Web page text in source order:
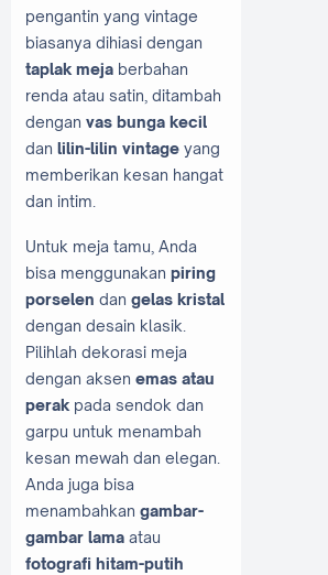
pengantin yang vintage
biasanya dihiasi dengan
taplak meja berbahan
renda atau satin, ditambah
dengan vas bunga kecil
dan lilin-lilin vintage yang
memberikan kesan hangat
dan intim.
Untuk meja tamu, Anda
bisa menggunakan piring
porselen dan gelas kristal
dengan desain klasik.
Pilihlah dekorasi meja
dengan aksen emas atau
perak pada sendok dan
garpu untuk menambah
kesan mewah dan elegan.
Anda juga bisa
menambahkan gambar-
gambar lama atau
fotografi hitam-putih